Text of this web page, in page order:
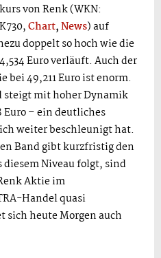
von Renk (WKN:
Chart,News) auf
doppelt so hoch wie die
Euro verläuft. Auch der
bei 49,211 Euro ist enorm.
steigt mit hoher Dynamik
– ein deutliches
weiter beschleunigt hat.
Band gibt kurzfristig den
diesem Niveau folgt, sind
Aktie im
Handel quasi
sich heute Morgen auch